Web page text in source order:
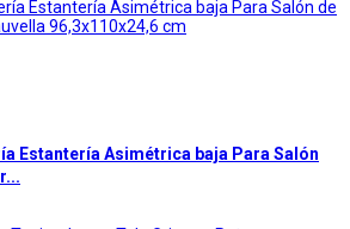
Estantería Asimétrica baja Para Salón